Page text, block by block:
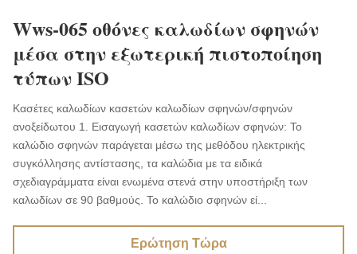
Wws-065 οθόνες καλωδίων σφηνών
μέσα στην εξωτερική πιστοποίηση
τύπων ISO
Κασέτες καλωδίων κασετών καλωδίων σφηνών/σφηνών
ανοξείδωτου 1. Εισαγωγή κασετών καλωδίων σφηνών: Το
καλώδιο σφηνών παράγεται μέσω της μεθόδου ηλεκτρικής
συγκόλλησης αντίστασης, τα καλώδια με τα ειδικά
σχεδιαγράμματα είναι ενωμένα στενά στην υποστήριξη των
καλωδίων σε 90 βαθμούς. Το καλώδιο σφηνών εί...
Ερώτηση Τώρα